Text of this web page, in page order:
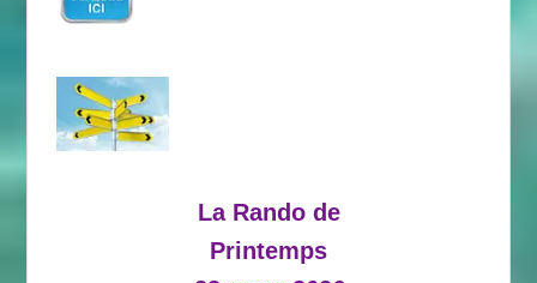
La Rando de
Printemps